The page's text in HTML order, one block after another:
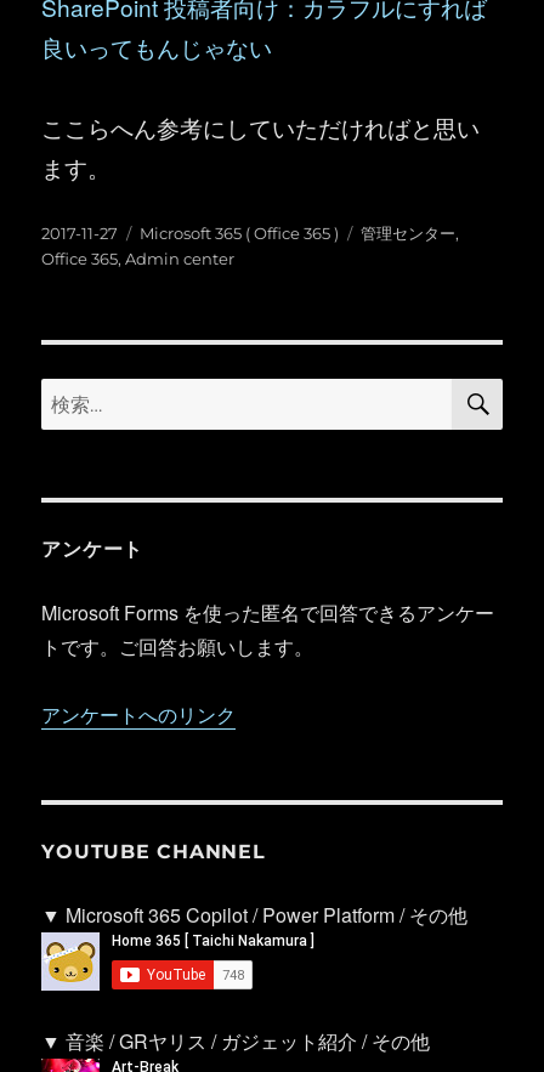
良いってもんじゃない
ここらへん参考にしていただければと思い
ます。
投
稿
2017-11-27
カ
テ
Microsoft 365 ( Office 365 )
タ
管理センター,
Office 365,Admin center
検
索:
検
アンケート
Microsoft Forms を使った匿名で回答できるアンケー
トです。ご回答お願いします。
アンケートへのリンク
YOUTUBE CHANNEL
▼ Microsoft 365 Copilot / Power Platform / その他
▼ 音楽 / GRヤリス / ガジェット紹介 / その他